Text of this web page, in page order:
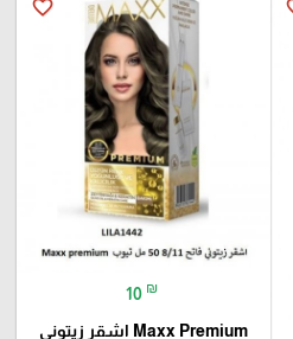
favorite_border
10 ₪
Maxx Premium اشقر زيتوني